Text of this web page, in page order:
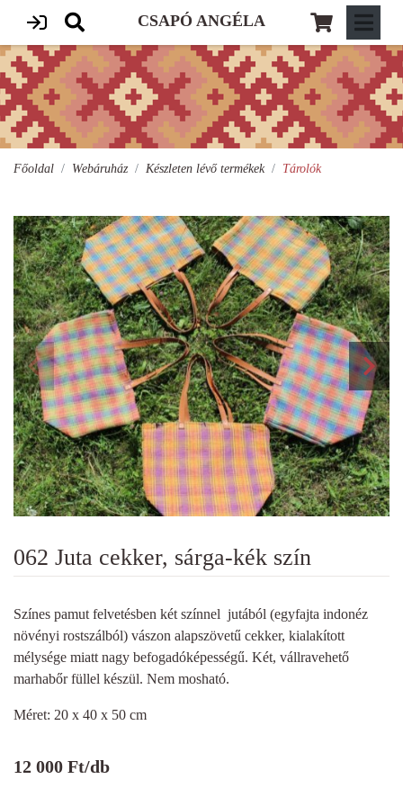
CSAPÓ ANGÉLA
Főoldal Webáruház Készleten lévő termékek Tárolók
062 Juta cekker, sárga-kék szín
Színes pamut felvetésben két színnel jutából (egyfajta indonéz
növényi rostszálból) vászon alapszövetű cekker, kialakított
mélysége miatt nagy befogadóképességű. Két, vállravehető
marhabőr füllel készül. Nem mosható.
Méret: 20 x 40 x 50 cm
12 000 Ft/db